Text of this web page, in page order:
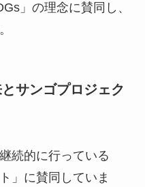
」の理念に賛同し、
サンゴプロジェク
続的に行っている
」に賛同していま